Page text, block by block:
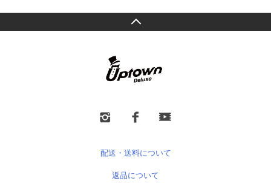
配送・送料について
返品について